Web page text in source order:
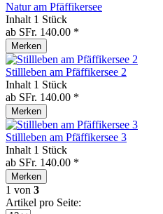
Natur am Pfäffikersee
Inhalt 1 Stück
ab SFr. 140.00 *
Merken
Stillleben am Pfäffikersee 2
Inhalt 1 Stück
ab SFr. 140.00 *
Merken
Stillleben am Pfäffikersee 3
Inhalt 1 Stück
ab SFr. 140.00 *
Merken
1 von 3
Artikel pro Seite: